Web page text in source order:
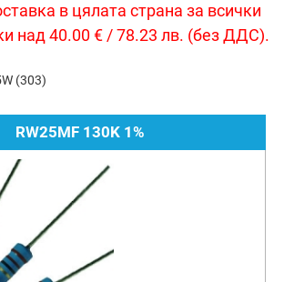
в цялата страна за всички
над 40.00 € / 78.23 лв. (без ДДС).
(303)
RW25MF 130K 1%